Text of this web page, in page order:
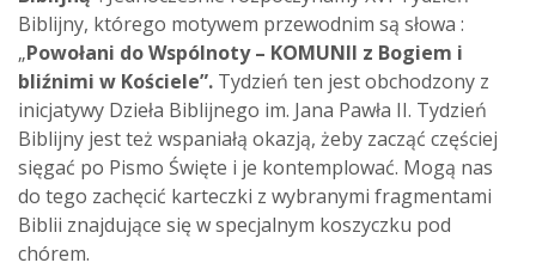
Biblijny, którego motywem przewodnim są słowa :
„Powołani do Wspólnoty – KOMUNII z Bogiem i
bliźnimi w Kościele”. Tydzień ten jest obchodzony z
inicjatywy Dzieła Biblijnego im. Jana Pawła II. Tydzień
Biblijny jest też wspaniałą okazją, żeby zacząć częściej
sięgać po Pismo Święte i je kontemplować. Mogą nas
do tego zachęcić karteczki z wybranymi fragmentami
Biblii znajdujące się w specjalnym koszyczku pod
chórem.